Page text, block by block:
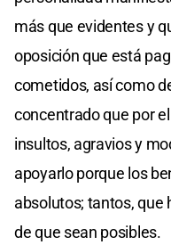
más que evidentes y
oposición que está
cometidos, así como
concentrado que por
insultos, agravios y
apoyarlo porque los
absolutos; tantos,
de que sean posibles.